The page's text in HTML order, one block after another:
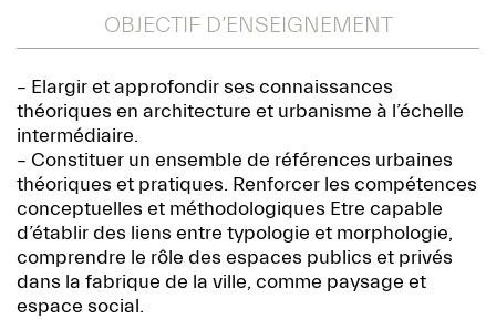
OBJECTIF D’ENSEIGNEMENT
– Elargir et approfondir ses connaissances
théoriques en architecture et urbanisme à l’échelle
intermédiaire.
– Constituer un ensemble de références urbaines
théoriques et pratiques. Renforcer les compétences
conceptuelles et méthodologiques Etre capable
d’établir des liens entre typologie et morphologie,
comprendre le rôle des espaces publics et privés
dans la fabrique de la ville, comme paysage et
espace social.